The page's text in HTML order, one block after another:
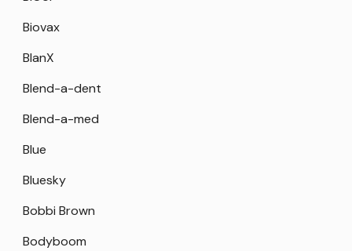
Biovax
BlanX
Blend-a-dent
Blend-a-med
Blue
Bluesky
Bobbi Brown
Bodyboom